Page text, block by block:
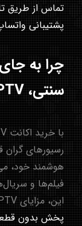
تماس از طریق
پشتیبانی
چرا به
سنتی، IPTV انتخاب کنید؟
رسیورهای گران
هوشمند خود،
فیلم‌ها و
این، مزایای IPTV عبارتند از:
پخش بدون